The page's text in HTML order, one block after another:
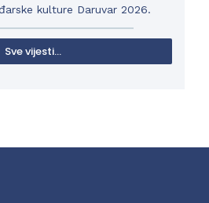
kulture Daruvar 2026.
Sve vijesti...